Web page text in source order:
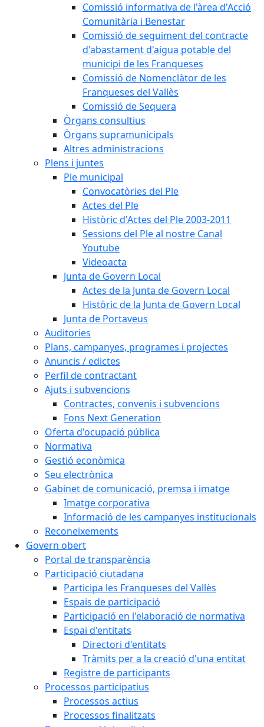
Comissió informativa de l'àrea d'Acció
Comunitària i Benestar
Comissió de seguiment del contracte
d'abastament d'aigua potable del
municipi de les Franqueses
Comissió de Nomenclàtor de les
Franqueses del Vallès
Comissió de Sequera
Òrgans consultius
Òrgans supramunicipals
Altres administracions
Plens i juntes
Ple municipal
Convocatòries del Ple
Actes del Ple
Històric d'Actes del Ple 2003-2011
Sessions del Ple al nostre Canal
Youtube
Videoacta
Junta de Govern Local
Actes de la Junta de Govern Local
Històric de la Junta de Govern Local
Junta de Portaveus
Auditories
Plans, campanyes, programes i projectes
Anuncis / edictes
Perfil de contractant
Ajuts i subvencions
Contractes, convenis i subvencions
Fons Next Generation
Oferta d'ocupació pública
Normativa
Gestió econòmica
Seu electrònica
Gabinet de comunicació, premsa i imatge
Imatge corporativa
Informació de les campanyes institucionals
Reconeixements
Govern obert
Portal de transparència
Participació ciutadana
Participa les Franqueses del Vallès
Espais de participació
Participació en l'elaboració de normativa
Espai d'entitats
Directori d'entitats
Tràmits per a la creació d'una entitat
Registre de participants
Processos participatius
Processos actius
Processos finalitzats